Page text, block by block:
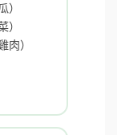
）
）
肉）